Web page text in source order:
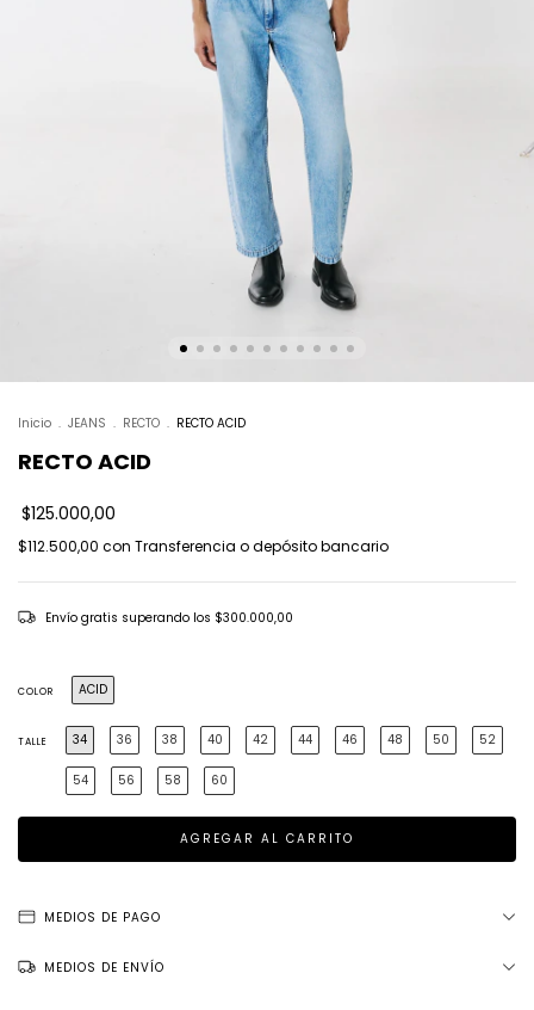
Inicio . JEANS . RECTO . RECTO ACID
RECTO ACID
$125.000,00
$112.500,00 con Transferencia o depósito bancario
Envío gratis superando los $300.000,00
COLOR ACID
TALLE 34 36 38 40 42 44 46 48 50 52
54 56 58 60
MEDIOS DE PAGO
MEDIOS DE ENVÍO